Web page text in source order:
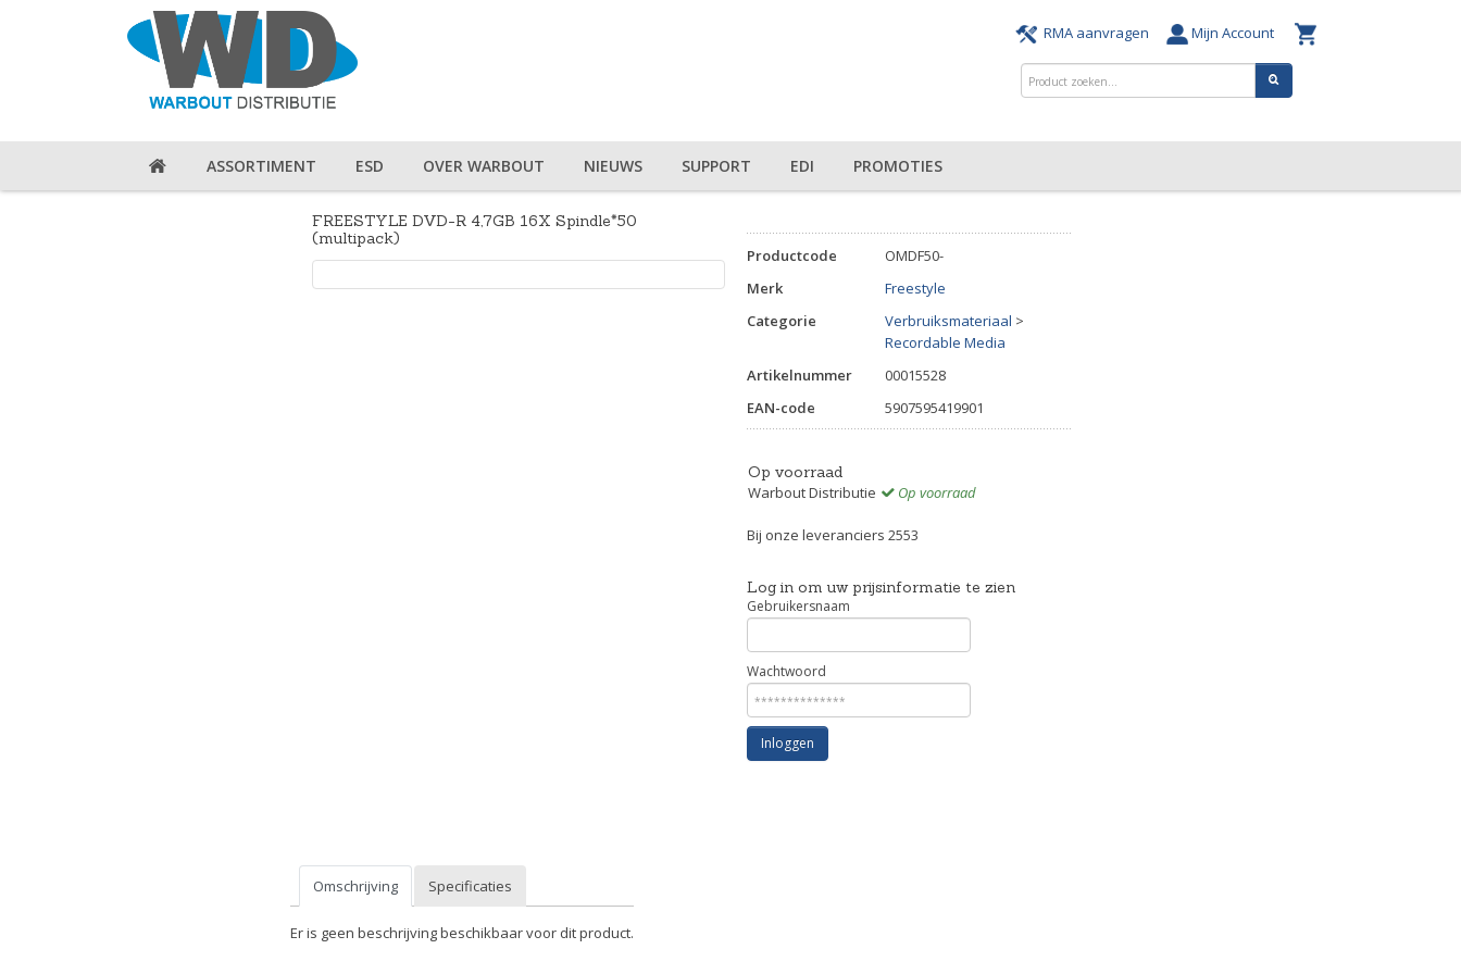
RMA aanvragen Mijn Account
ASSORTIMENT ESD OVER WARBOUT NIEUWS SUPPORT EDI PROMOTIES
FREESTYLE DVD-R 4,7GB 16X Spindle*50
(multipack)
Productcode
OMDF50-
Merk
Freestyle
Categorie
Verbruiksmateriaal >
Recordable Media
Artikelnummer
00015528
EAN-code
5907595419901
Op voorraad
Warbout Distributie
Op voorraad
Bij onze leveranciers 2553
Log in om uw prijsinformatie te zien
Gebruikersnaam
Wachtwoord
Inloggen
Omschrijving Specificaties
Er is geen beschrijving beschikbaar voor dit product.